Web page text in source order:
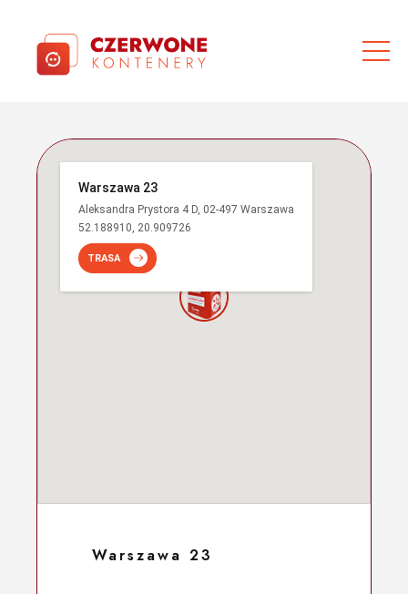
Warszawa 23
Aleksandra Prystora 4 D, 02-497 Warszawa
52.188910, 20.909726
TRASA
Warszawa 23